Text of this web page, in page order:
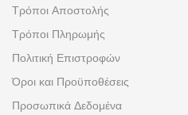
Τρόποι Αποστολής
Τρόποι Πληρωμής
Πολιτική Επιστροφών
Όροι και Προϋποθέσεις
Προσωπικά Δεδομένα